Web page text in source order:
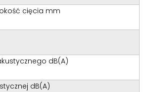
maszyn i urządzeń
wew. 21
cięcia mm
dB(A)
dB(A)